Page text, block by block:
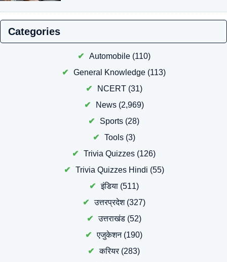
Categories
Automobile(110)
General Knowledge (113)
NCERT(31)
News(2,969)
Sports (28)
Tools(3)
Trivia Quizzes (126)
Trivia Quizzes Hindi (55)
इंडिया(511)
उत्तरप्रदेश(327)
उत्तराखंड(52)
एजुकेशन(190)
करियर(283)